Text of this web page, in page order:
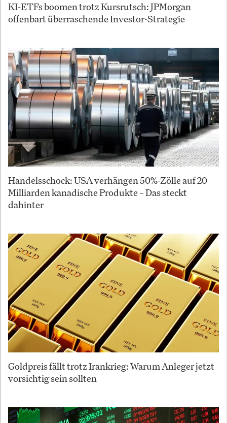
KI-ETFs boomen trotz Kursrutsch: JPMorgan
offenbart überraschende Investor-Strategie
Handelsschock: USA verhängen 50%-Zölle auf 20
Milliarden kanadische Produkte – Das steckt
dahinter
Goldpreis fällt trotz Irankrieg: Warum Anleger jetzt
vorsichtig sein sollten